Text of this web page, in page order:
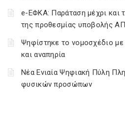
e-ΕΦΚΑ: Παράταση μέχρι και
της προθεσμίας υποβολής
Ψηφίστηκε το νομοσχέδιο με
και αναπηρία
Νέα Ενιαία Ψηφιακή Πύλη
φυσικών προσώπων